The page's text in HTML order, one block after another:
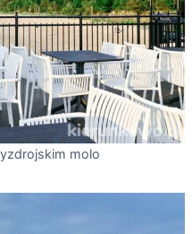
molo